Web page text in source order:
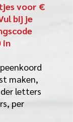
voor €
bij je
in
maken,
letters
per